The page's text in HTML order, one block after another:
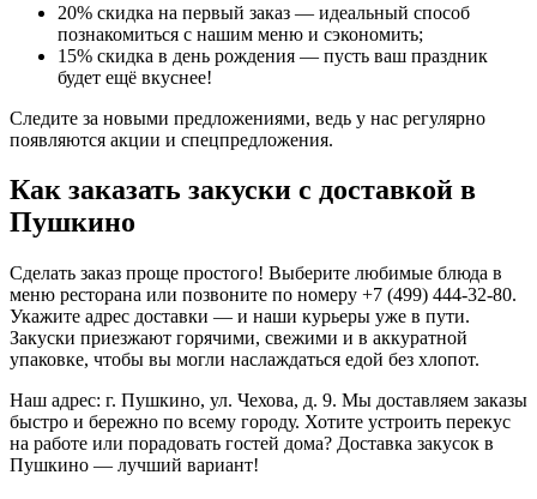
20% скидка на первый заказ — идеальный способ
познакомиться с нашим меню и сэкономить;
15% скидка в день рождения — пусть ваш праздник
будет ещё вкуснее!
Следите за новыми предложениями, ведь у нас регулярно
появляются акции и спецпредложения.
Как заказать закуски с доставкой в
Пушкино
Сделать заказ проще простого! Выберите любимые блюда в
меню ресторана или позвоните по номеру +7 (499) 444-32-80.
Укажите адрес доставки — и наши курьеры уже в пути.
Закуски приезжают горячими, свежими и в аккуратной
упаковке, чтобы вы могли наслаждаться едой без хлопот.
Наш адрес: г. Пушкино, ул. Чехова, д. 9. Мы доставляем заказы
быстро и бережно по всему городу. Хотите устроить перекус
на работе или порадовать гостей дома? Доставка закусок в
Пушкино — лучший вариант!